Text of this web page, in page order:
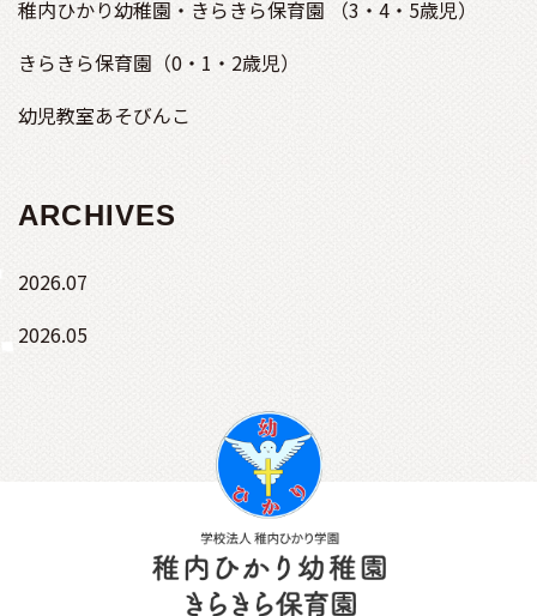
稚内ひかり幼稚園・きらきら保育園 （3・4・5歳児）
きらきら保育園（0・1・2歳児）
幼児教室あそびんこ
ARCHIVES
2026.07
2026.05